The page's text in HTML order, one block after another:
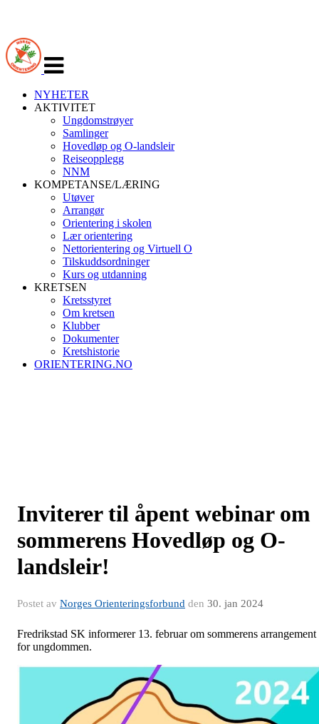
navigasjon
NYHETER
AKTIVITET
Ungdomstrøyer
Samlinger
Hovedløp og O-landsleir
Reiseopplegg
NNM
KOMPETANSE/LÆRING
Utøver
Arrangør
Orientering i skolen
Lær orientering
Nettorientering og Virtuell O
Tilskuddsordninger
Kurs og utdanning
KRETSEN
Kretsstyret
Om kretsen
Klubber
Dokumenter
Kretshistorie
ORIENTERING.NO
Inviterer til åpent webinar om
sommerens Hovedløp og O-
landsleir!
Postet av Norges Orienteringsforbund den 30. jan 2024
Fredrikstad SK informerer 13. februar om sommerens arrangement
for ungdommen.